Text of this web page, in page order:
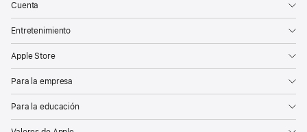
Cuenta
Entretenimiento
Apple Store
Para la empresa
Para la educación